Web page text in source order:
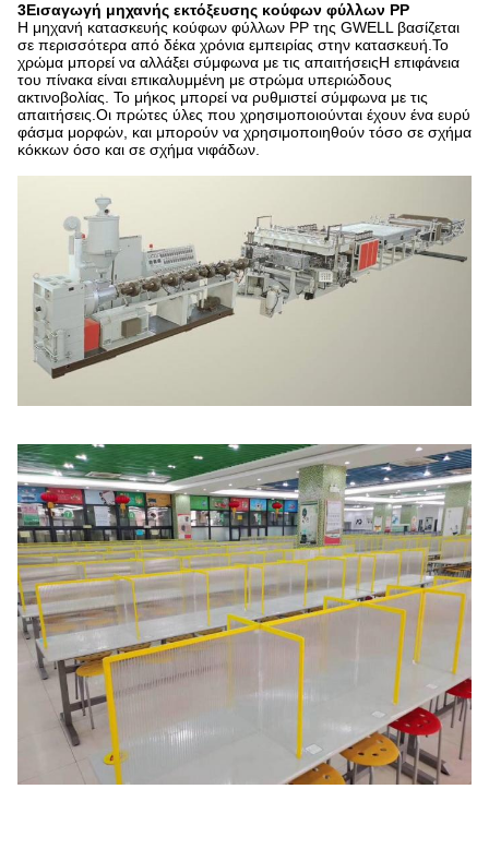
3Εισαγωγή μηχανής εκτόξευσης κούφων φύλλων PP
Η μηχανή κατασκευής κούφων φύλλων PP της GWELL βασίζεται
σε περισσότερα από δέκα χρόνια εμπειρίας στην κατασκευή.Το
χρώμα μπορεί να αλλάξει σύμφωνα με τις απαιτήσειςΗ επιφάνεια
του πίνακα είναι επικαλυμμένη με στρώμα υπεριώδους
ακτινοβολίας. Το μήκος μπορεί να ρυθμιστεί σύμφωνα με τις
απαιτήσεις.Οι πρώτες ύλες που χρησιμοποιούνται έχουν ένα ευρύ
φάσμα μορφών, και μπορούν να χρησιμοποιηθούν τόσο σε σχήμα
κόκκων όσο και σε σχήμα νιφάδων.